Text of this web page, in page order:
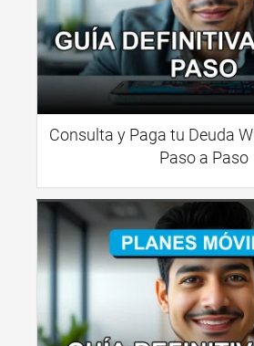
Consulta y Paga tu Deuda
Paso a Paso